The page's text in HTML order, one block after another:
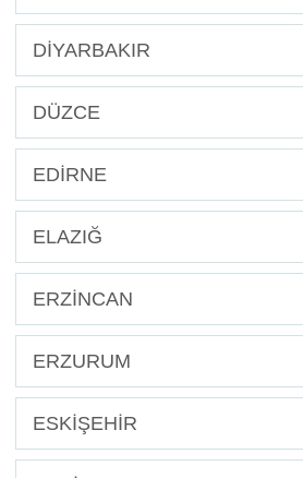
DİYARBAKIR
DÜZCE
EDİRNE
ELAZIĞ
ERZİNCAN
ERZURUM
ESKİŞEHİR